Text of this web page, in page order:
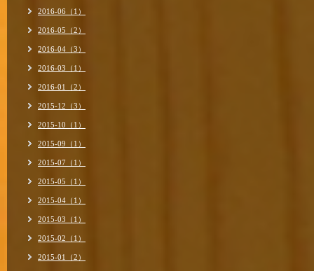
2016-06（1）
2016-05（2）
2016-04（3）
2016-03（1）
2016-01（2）
2015-12（3）
2015-10（1）
2015-09（1）
2015-07（1）
2015-05（1）
2015-04（1）
2015-03（1）
2015-02（1）
2015-01（2）